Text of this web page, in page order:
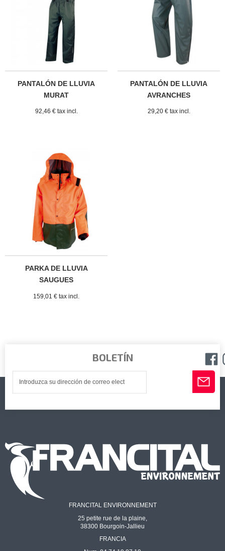
PANTALÓN DE LLUVIA
MURAT
92,46 € tax incl.
PANTALÓN DE LLUVIA
AVRANCHES
29,20 € tax incl.
PARKA DE LLUVIA
SAUGUES
159,01 € tax incl.
BOLETÍN
FRANCITAL ENVIRONNEMENT
25 petite rue de la plaine,
38300 Bourgoin-Jallieu
FRANCIA